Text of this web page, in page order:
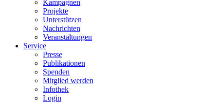
Kampagnen
Projekte
Unterstützen
Nachrichten
Veranstaltungen
Service
Presse
Publikationen
Spenden
Mitglied werden
Infothek
Login